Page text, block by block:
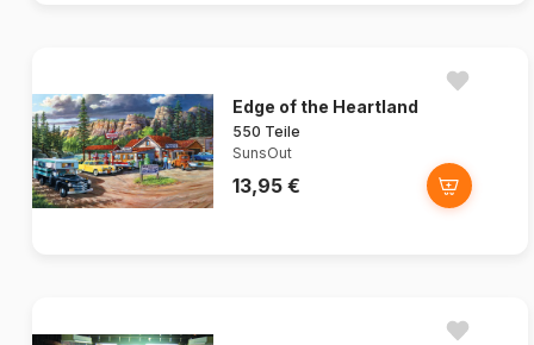
Edge of the Heartland
550 Teile
SunsOut
13,95 €